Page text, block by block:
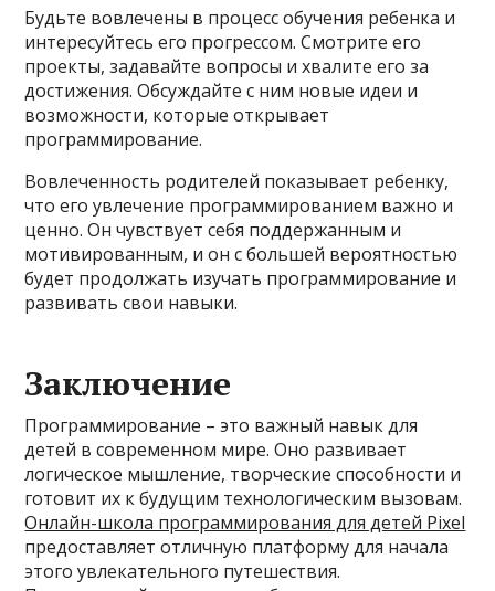
Будьте вовлечены в процесс обучения ребенка и
интересуйтесь его прогрессом. Смотрите его
проекты, задавайте вопросы и хвалите его за
достижения. Обсуждайте с ним новые идеи и
возможности, которые открывает
программирование.
Вовлеченность родителей показывает ребенку,
что его увлечение программированием важно и
ценно. Он чувствует себя поддержанным и
мотивированным, и он с большей вероятностью
будет продолжать изучать программирование и
развивать свои навыки.
Заключение
Программирование – это важный навык для
детей в современном мире. Оно развивает
логическое мышление, творческие способности и
готовит их к будущим технологическим вызовам.
Онлайн-школа программирования для детей Pixel
предоставляет отличную платформу для начала
этого увлекательного путешествия.